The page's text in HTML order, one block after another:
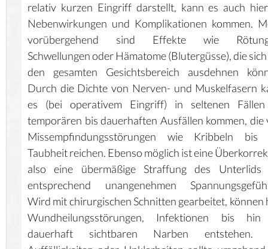
relativ kurzen Eingriff darstellt, kann es auch
Nebenwirkungen und Komplikationen kommen.
vorübergehend sind Effekte wie
Schwellungen oder Hämatome (Blutergüsse), die
den gesamten Gesichtsbereich ausdehnen
Durch die Dichte von Nerven- und Muskelfasern
es (bei operativem Eingriff) in seltenen
temporären bis dauerhaften Ausfällen kommen, die
Missempfindungsstörungen wie Kribbeln bis
Taubheit reichen. Ebenso möglich ist eine
also eine übermäßige Straffung des Unterlids
entsprechend unangenehmen
Wird mit chirurgischen Schnitten gearbeitet, können
Wundheilungsstörungen, Infektionen bis
dauerhaft sichtbaren Narben entstehen.